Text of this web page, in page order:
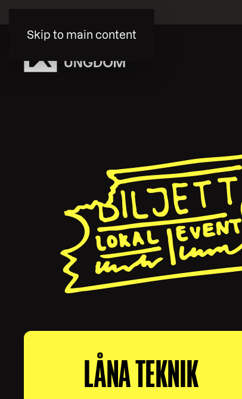
Skip to main content
LÅNA TEKNIK